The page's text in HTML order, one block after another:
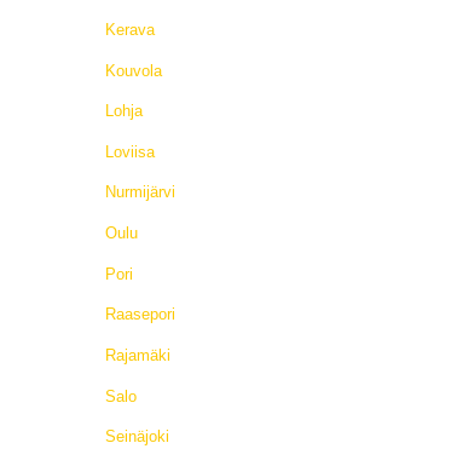
Kerava
Kouvola
Lohja
Loviisa
Nurmijärvi
Oulu
Pori
Raasepori
Rajamäki
Salo
Seinäjoki